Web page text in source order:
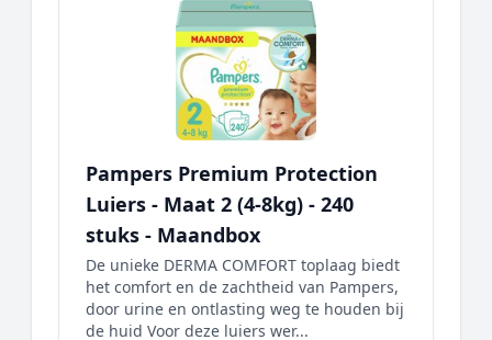
Pampers Premium Protection
Luiers - Maat 2 (4-8kg) - 240
stuks - Maandbox
De unieke DERMA COMFORT toplaag biedt
het comfort en de zachtheid van Pampers,
door urine en ontlasting weg te houden bij
de huid Voor deze luiers wer...